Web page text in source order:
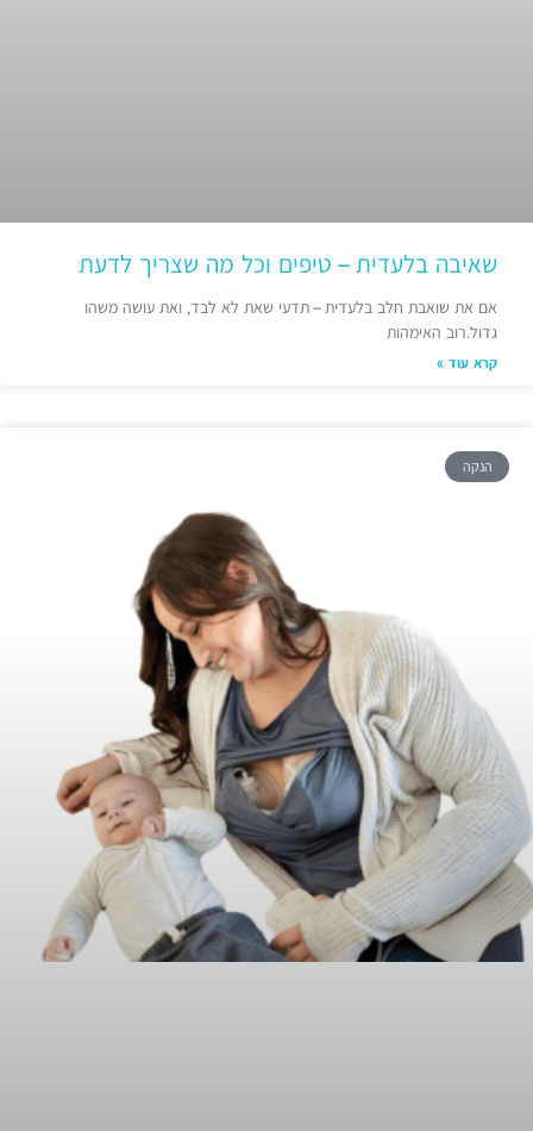
שאיבה בלעדית – טיפים וכל מה שצריך לדעת
אם את שואבת חלב בלעדית – תדעי שאת לא לבד, ואת עושה משהו
גדול.רוב האימהות
קרא עוד »
הנקה